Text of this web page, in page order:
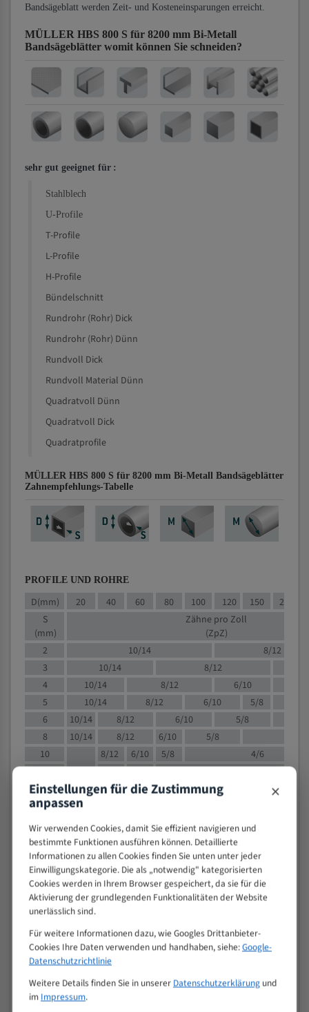
Bandsägeblatt werden Zeit- und Kosteneinsparungen erreicht.
MÜLLER HBS 800 S für 8200 mm Bi-Metall
Bandsägeblätter womit können Sie schneiden?
sehr gut geeignet für :
Stahlblech
U-Profile
T-Profile
L-Profile
H-Profile
Bündelschnitt
Rundrohr (Rohr) Dick
Rundrohr (Rohr) Dünn
Rundvoll Dick
Rundvoll Material Dünn
Quadratvoll Dünn
Quadratvoll Dick
Quadratprofile
MÜLLER HBS 800 S für 8200 mm Bi-Metall Bandsägeblätter
Zahnempfehlungs-Tabelle
PROFILE UND ROHRE
D(mm) 20 40 60 80 100 120 150 200
S
(mm)
Zähne pro Zoll
(ZpZ)
2
10/14
8/12
3
10/14 8/12
4
10/14 8/12 6/10
5
10/14 8/12 6/10
5/8
6
10/14 8/12 6/10
5/8
8
10/14 8/12 6/10 5/8
10
8/12 6/10 5/8
4/6
15
8/12 6/10
4/5
20
30
4/5
50
80
> 100
VOLLMATERIAL
M (mm)
Zoll (ZpZ))
>
25
10/14
15 - 40
8/12
25 - 50
Einstellungen für die Zustimmung
anpassen ×
Wir verwenden Cookies, damit Sie effizient navigieren und
bestimmte Funktionen ausführen können. Detaillierte
Informationen zu allen Cookies finden Sie unten unter jeder
Einwilligungskategorie. Die als „notwendig" kategorisierten
Cookies werden in Ihrem Browser gespeichert, da sie für die
Aktivierung der grundlegenden Funktionalitäten der Website
unerlässlich sind.
Für weitere Informationen dazu, wie Googles Drittanbieter-
Cookies Ihre Daten verwenden und handhaben, siehe:Google-
Datenschutzrichtlinie
Weitere Details finden Sie in unserer Datenschutzerklärungund
im Impressum.